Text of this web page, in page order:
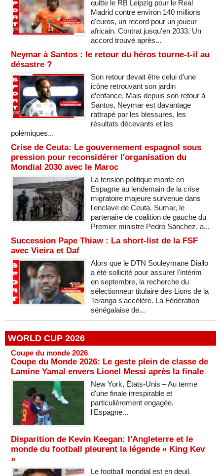
quitte le RB Leipzig pour le Real
Madrid contre environ 140 millions
d'euros, un record pour un joueur
africain. Contrat jusqu'en 2033. Un
accord trouvé après...
Neymar à Santos : le retour du héros tourne-t-il au
désastre ?
Son retour devait être celui d’une
icône retrouvant son jardin
d’enfance. Mais depuis son retour à
Santos, Neymar est davantage
rattrapé par les blessures, les
résultats décevants et les
polémiques...
Crise de Ceuta: Le gouvernement espagnol sous
pression pour reconsidérer l'organisation du
Mondial 2030 avec le Maroc
La tension politique monte en
Espagne au lendemain de la crise
migratoire majeure survenue dans
l'enclave de Ceuta. Sumar, le
partenaire de coalition de gauche du
Premier ministre Pedro Sánchez, a...
Succession Pape Thiaw : La short-list de la FSF
avec Vieira et Daf
Alors que le DTN Souleymane Diallo
a été sollicité pour assurer l'intérim
en septembre, la recherche du
sélectionneur titulaire des Lions de la
Teranga s'accélère. La Fédération
sénégalaise de...
WORLD CUP 2026
Coupe du monde 2026
Coupe du Monde 2026: Le geste plein de classe de
Lamine Yamal envers Lionel Messi après la finale
New York, États-Unis – Au terme
d'une finale irrespirable et
particulièrement engagée,
l'Espagne...
Disparition de Kevin Keegan: l'Angleterre et le
monde du football pleurent la légende « King Kev
»
Le football mondial est en deuil.